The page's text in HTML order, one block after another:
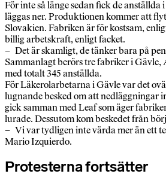
För inte så länge sedan fick de
läggas ner. Produktionen kommer att
Slovakien. Fabriken är för kostsam,
billig arbetskraft, enligt facket.
– Det är skamligt, de tänker bara på
Sammanlagt berörs tre fabriker i Gävle,
med totalt 345 anställda.
För Läkerolarbetarna i Gävle var det
lugnande besked om att nedläggningar
gick samman med Leaf som äger
lurade. Dessutom kom beskedet från
– Vi var tydligen inte värda mer än ett
Mario Izquierdo.
Protesterna fortsätter